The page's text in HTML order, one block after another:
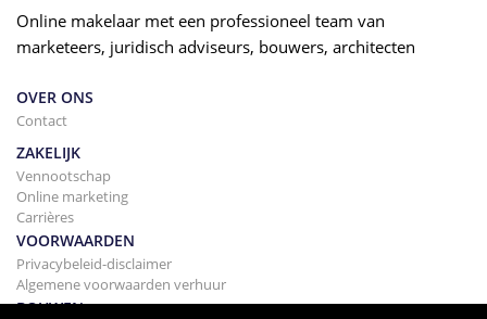
Online makelaar met een professioneel team van
marketeers, juridisch adviseurs, bouwers, architecten
OVER ONS
Contact
ZAKELIJK
Vennootschap
Online marketing
Carrières
VOORWAARDEN
Privacybeleid-disclaimer
Algemene voorwaarden verhuur
BOUWEN